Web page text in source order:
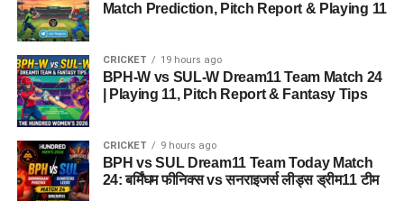
Match Prediction, Pitch Report & Playing 11
CRICKET 19 hours ago
BPH-W vs SUL-W Dream11 Team Match 24
| Playing 11, Pitch Report & Fantasy Tips
CRICKET 9 hours ago
BPH vs SUL Dream11 Team Today Match
24: बर्मिंघम फीनिक्स vs सनराइजर्स लीड्स ड्रीम11 टीम